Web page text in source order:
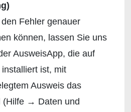
Fehler genauer
können, lassen Sie uns
AusweisApp, die auf
ist, mit
Ausweis das
(Hilfe → Daten und